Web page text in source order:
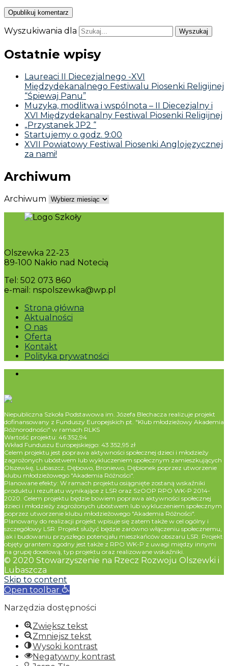
Wyszukiwania dla
Ostatnie wpisy
Laureaci II Diecezjalnego -XVI
Międzydekanalnego Festiwalu Piosenki Religijnej
“Śpiewaj Panu”
Muzyka, modlitwa i wspólnota – II Diecezjalny i
XVI Międzydekanalny Festiwal Piosenki Religijnej
„Przystanek JP2 “
Startujemy o godz. 9:00
XVII Powiatowy Festiwal Piosenki Anglojęzycznej
za nami!
Archiwum
Archiwum
Olszewka 22-23
89-100 Nakło nad Notecią
Tel: 502 073 860
e-mail: nspolszewka@wp.pl
Strona główna
Aktualności
O nas
Oferta
Kontakt
Polityka prywatności
Niepubliczna Szkoła Podstawowa im. Józefa Blechacza realizuje projekt
dofinansowany z Funduszy Europejskich pt. "Klub młodzieżowy Akademia
Różnorodności" w ramach RLKS
Wartość projektu: 46 352,94
Wkład Funduszu Europejskiejgo: 43 352,95 zł
Celem projektu jest poprawa aktywności społecznej dzieci i młodzieży
zagrożonych ubóstwem lub wykluczeniem społecznym zamieszkujących
Olszewkę, Lubaszcz, Dębowo, Broniewo, Dębionek poprzez utworzenie
klubu młodzieżowego "Akademia Różności".
Planowane efekty: W ramach projektu osiągnięte zostaną wskaźniki
produktu i rezultatu wynikające z LSR oraz SzOOP RPO WK-P 2014-
2020. Celem projektu będzie bowiem poprawa aktywności społecznej
dzieci i młodzieży zagrożonych ubóstwem lub wykluczeniem społecznym
poprzez utworzenie klubu młodzieżowego "Akademia Różności".
Planowany do realizacji projekt wpisuje się zatem także w cel ogólny i
szczegółowy LSR. Projekt służyć będzie zarówno włączeniu społecznemu,
jak i budowaniu przyszłego potencjału mieszkańców obszaru LSR. Projekt
objęty grantem zgodny jest także z RPO WK-P z uwagi między innymi
na grupę docelową, typ projektu oraz realizowane wskaźniki.
© 2020 Stowarzyszenie na Rzecz Rozwoju Olszewki i
Lubaszcza
Skip to content
Open toolbar
Narzędzia dostępności
Zwiększ tekst
Zmniejsz tekst
Wysoki kontrast
Negatywny kontrast